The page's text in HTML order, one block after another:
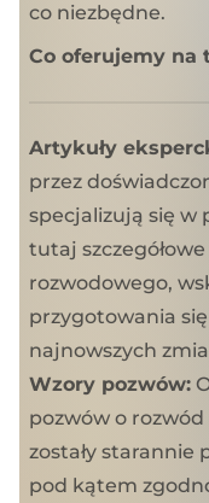
co niezbędne.
Co oferujemy na
Artykuły
przez
specjalizują się w
tutaj
rozwodowego,
przygotowania
najnowszych
Wzory pozwów:
pozwów o
zostały starannie
pod kątem